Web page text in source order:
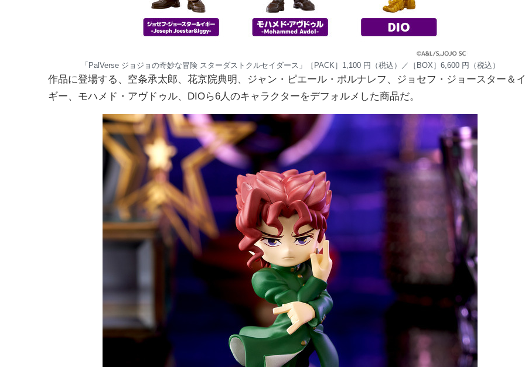
「PalVerse ジョジョの奇妙な冒険 スターダストクルセイダース」［PACK］1,100 円（税込）／［BOX］6,600 円（税込）
作品に登場する、空条承太郎、花京院典明、ジャン・ピエール・ポルナレフ、ジョセフ・ジョースター＆イ
ギー、モハメド・アヴドゥル、DIOら6人のキャラクターをデフォルメした商品だ。